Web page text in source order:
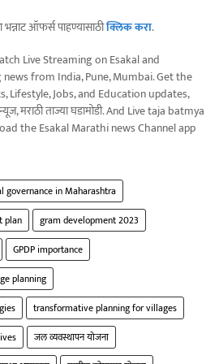
ऑफर्स पाहण्यासाठीक्लिक करा.
Live Streaming on Esakal and
news from India, Pune, Mumbai. Get the
Lifestyle, Jobs, and Education updates,
न्यूज, मराठी ताज्या घडामोडी. And Live taja batmya
the Esakal Marathi news Channel app
governance in Maharashtra
plan
gram development 2023
GPDP importance
planning
transformative planning for villages
जल व्यवस्थापन योजना